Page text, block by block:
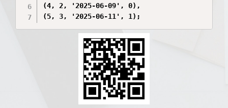
(4, 2, '2025-06-09', 0),
(5, 3, '2025-06-11', 1);